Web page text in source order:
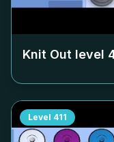
Knit Out level
Level 411